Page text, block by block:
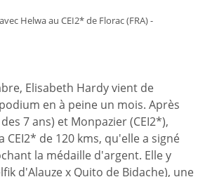
Helwa au CEI2* de Florac (FRA) -
Elisabeth Hardy vient de
en à peine un mois. Après
7 ans) et Monpazier (CEI2*),
CEI2* de 120 kms, qu'elle a signé
la médaille d'argent. Elle y
d'Alauze x Quito de Bidache), une